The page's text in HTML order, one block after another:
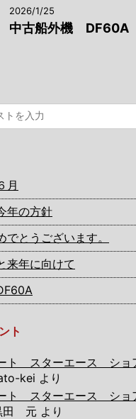
2026/1/25
中古船外機 DF60A
年の方針
でとうございます。
来年に向けて
ト
ト スターエース ショ
kei より
ト スターエース ショ
田 元 より